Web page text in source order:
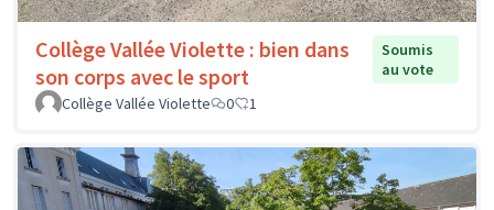
Collège Vallée Violette : bien dans
son corps avec le sport
Soumis
au vote
Collège Vallée Violette
0 1